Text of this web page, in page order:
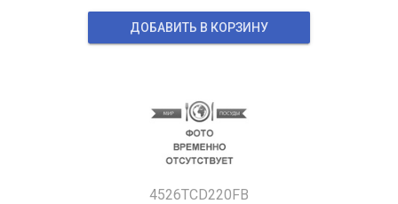
ДОБАВИТЬ В КОРЗИНУ
4526TCD220FB